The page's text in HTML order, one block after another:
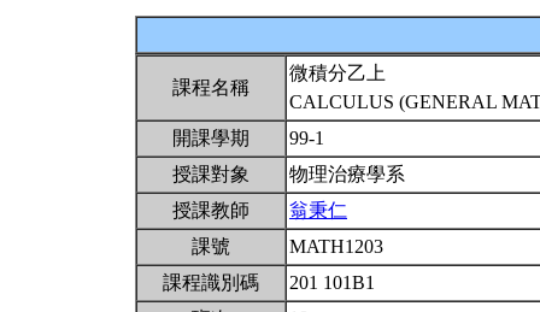
課程名稱
微積分乙上
CALCULUS (GENERAL
開課學期
99-1
授課對象
物理治療學系
授課教師
翁秉仁
課號
MATH1203
課程識別碼
201 101B1